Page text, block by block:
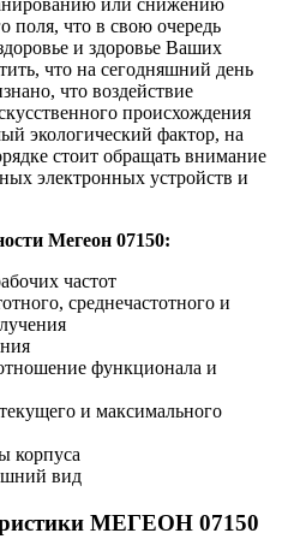
поля, что в свою очередь
и здоровье Ваших
что на сегодняшний день
что воздействие
происхождения
экологический фактор, на
стоит обращать внимание
электронных устройств и
Мегеон 07150:
частот
среднечастотного и
функционала и
и максимального
корпуса
вид
МЕГЕОН 07150